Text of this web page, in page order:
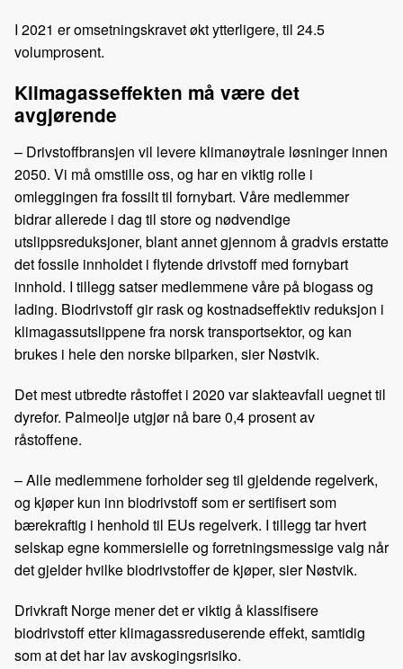
I 2021 er omsetningskravet økt ytterligere, til 24.5
volumprosent.
Klimagasseffekten må være det
avgjørende
– Drivstoffbransjen vil levere klimanøytrale løsninger innen
2050. Vi må omstille oss, og har en viktig rolle i
omleggingen fra fossilt til fornybart. Våre medlemmer
bidrar allerede i dag til store og nødvendige
utslippsreduksjoner, blant annet gjennom å gradvis erstatte
det fossile innholdet i flytende drivstoff med fornybart
innhold. I tillegg satser medlemmene våre på biogass og
lading. Biodrivstoff gir rask og kostnadseffektiv reduksjon i
klimagassutslippene fra norsk transportsektor, og kan
brukes i hele den norske bilparken, sier Nøstvik.
Det mest utbredte råstoffet i 2020 var slakteavfall uegnet til
dyrefor. Palmeolje utgjør nå bare 0,4 prosent av
råstoffene.
– Alle medlemmene forholder seg til gjeldende regelverk,
og kjøper kun inn biodrivstoff som er sertifisert som
bærekraftig i henhold til EUs regelverk. I tillegg tar hvert
selskap egne kommersielle og forretningsmessige valg når
det gjelder hvilke biodrivstoffer de kjøper, sier Nøstvik.
Drivkraft Norge mener det er viktig å klassifisere
biodrivstoff etter klimagassreduserende effekt, samtidig
som at det har lav avskogingsrisiko.